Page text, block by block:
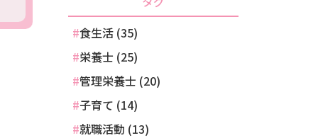
食生活 (35)
栄養士 (25)
管理栄養士 (20)
子育て (14)
就職活動 (13)